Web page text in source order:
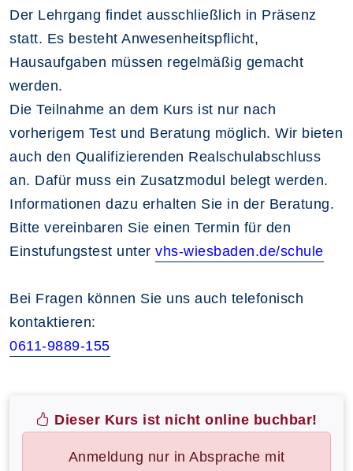
Der Lehrgang findet ausschließlich in Präsenz
statt. Es besteht Anwesenheitspflicht,
Hausaufgaben müssen regelmäßig gemacht
werden.
Die Teilnahme an dem Kurs ist nur nach
vorherigem Test und Beratung möglich. Wir bieten
auch den Qualifizierenden Realschulabschluss
an. Dafür muss ein Zusatzmodul belegt werden.
Informationen dazu erhalten Sie in der Beratung.
Bitte vereinbaren Sie einen Termin für den
Einstufungstest unter vhs-wiesbaden.de/schule
Bei Fragen können Sie uns auch telefonisch
kontaktieren:
0611-9889-155
Dieser Kurs ist nicht online buchbar!
Anmeldung nur in Absprache mit